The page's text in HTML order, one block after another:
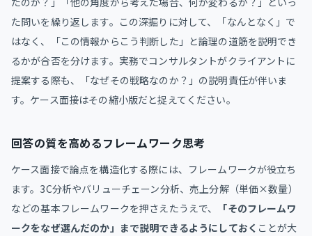
た問いを繰り返します。この深掘りに対して、「なんとなく」で
はなく、「この情報からこう判断した」と論理の道筋を説明でき
るかが合否を分けます。実務でコンサルタントがクライアントに
提案する際も、「なぜその戦略なのか？」の説明責任が伴いま
す。ケース面接はその縮小版だと捉えてください。
回答の質を高めるフレームワーク思考
ケース面接で論点を構造化する際には、フレームワークが役立ち
ます。3C分析やバリューチェーン分析、売上分解（単価×数量）
などの基本フレームワークを押さえたうえで、
「そのフレームワ
ークをなぜ選んだのか」まで説明できるようにしておく ことが大